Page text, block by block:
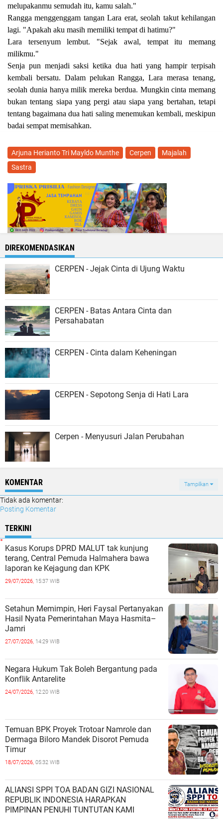
melupakanmu semudah itu, kamu salah."
Rangga menggenggam tangan Lara erat, seolah takut kehilangan
lagi. "Apakah aku masih memiliki tempat di hatimu?"
Lara tersenyum lembut. "Sejak awal, tempat itu memang
milikmu."
Senja pun menjadi saksi ketika dua hati yang hampir terpisah
kembali bersatu. Dalam pelukan Rangga, Lara merasa tenang,
seolah dunia hanya milik mereka berdua. Mungkin cinta memang
bukan tentang siapa yang pergi atau siapa yang bertahan, tetapi
tentang bagaimana dua hati saling menemukan kembali, meskipun
badai sempat memisahkan.
Arjuna Herianto Tri Mayldo Munthe Cerpen
Majalah
Sastra
DIREKOMENDASIKAN
CERPEN - Jejak Cinta di Ujung Waktu
CERPEN - Batas Antara Cinta dan
Persahabatan
CERPEN - Cinta dalam Keheningan
CERPEN - Sepotong Senja di Hati Lara
Cerpen - Menyusuri Jalan Perubahan
KOMENTAR Tampilkan
Tidak ada komentar:
Posting Komentar
TERKINI
Kasus Korups DPRD MALUT tak kunjung
terang, Central Pemuda Halmahera bawa
laporan ke Kejagung dan KPK
29/07/2026, 15:37 WIB
Setahun Memimpin, Heri Faysal Pertanyakan
Hasil Nyata Pemerintahan Maya Hasmita–
Jamri
27/07/2026, 14:29 WIB
Negara Hukum Tak Boleh Bergantung pada
Konflik Antarelite
24/07/2026, 12:20 WIB
Temuan BPK Proyek Trotoar Namrole dan
Dermaga Biloro Mandek Disorot Pemuda
Timur
18/07/2026, 05:32 WIB
ALIANSI SPPI TOA BADAN GIZI NASIONAL
REPUBLIK INDONESIA HARAPKAN
PIMPINAN PENUHI TUNTUTAN KAMI